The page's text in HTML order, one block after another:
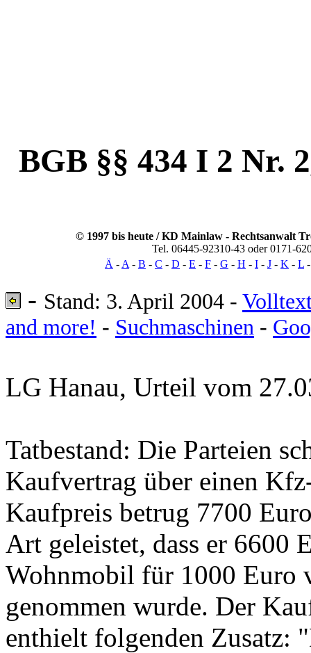
BGB §§ 434 I 2 Nr.
© 1997 bis heute / KD Mainlaw - Rechtsanwalt
Tel. 06445-92310-43 oder 0171-
Ä - A - B - C - D - E - F - G - H - I - J - K - L
- Stand: 3. April 2004 -
and more! - Suchmaschinen -
LG Hanau, Urteil vom
Tatbestand: Die Parteien
Kaufvertrag über einen
Kaufpreis betrug 7700
Art geleistet, dass er 6600
Wohnmobil für 1000 Euro
genommen wurde. Der
enthielt folgenden Zusatz: